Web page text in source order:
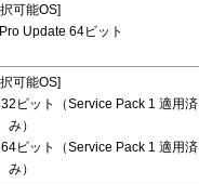
可能OS]
Update 64ビット
可能OS]
ビット（Service Pack 1 適用済
み）
ビット（Service Pack 1 適用済
み）